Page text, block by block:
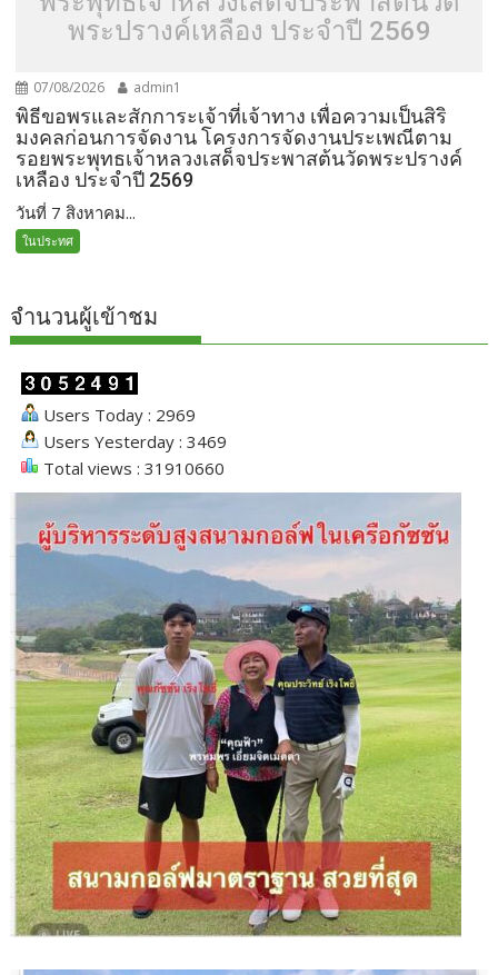
พระปรางค์เหลือง ประจำปี 2569
07/08/2026 admin1
พิธีขอพรและสักการะเจ้าที่เจ้าทาง เพื่อความเป็นสิริ
มงคลก่อนการจัดงาน โครงการจัดงานประเพณีตาม
รอยพระพุทธเจ้าหลวงเสด็จประพาสต้นวัดพระปรางค์
เหลือง ประจำปี 2569
วันที่ 7 สิงหาคม...
ในประทศ
จำนวนผู้เข้าชม
Users Today : 2969
Users Yesterday : 3469
Total views : 31910660